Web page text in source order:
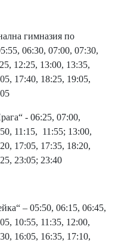
гимназия по
06:30, 07:00, 07:30,
12:25, 13:00, 13:35,
17:40, 18:25, 19:05,
- 06:25, 07:00,
11:15, 11:55; 13:00,
17:05, 17:35, 18:20,
23:05; 23:40
– 05:50, 06:15, 06:45,
10:55, 11:35, 12:00,
16:05, 16:35, 17:10,